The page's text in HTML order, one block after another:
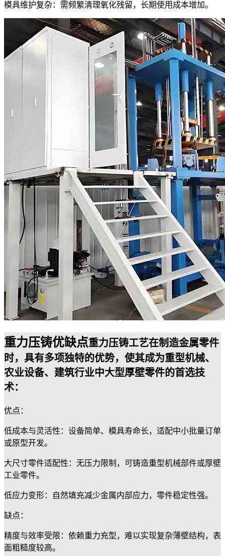
​模具维护复杂：需频繁清理氧化残留，长期使用成本增加。
重力压铸优缺点重力压铸工艺在制造金属零件
时，具有多项独特的优势，使其成为重型机械、
农业设备、建筑行业中大型厚壁零件的首选技
术：
优点：
​低成本与灵活性：设备简单、模具寿命长，适配中小批量订单
或原型开发。
​大尺寸零件适配性：无压力限制，可铸造重型机械部件或厚壁
工业零件。
​低应力变形：自然填充减少金属内部应力，零件稳定性强。
缺点：
​精度与效率受限：依赖重力充型，难以实现复杂薄壁结构，表
面粗糙度较高。